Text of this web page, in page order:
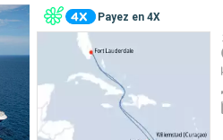
Payez en 4X